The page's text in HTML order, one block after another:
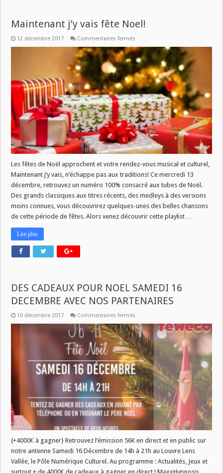
Maintenant j’y vais fête Noel!
12 décembre 2017 Commentaires fermés
j’y
vais
fête
Noel!
Les fêtes de Noël approchent et votre rendez-vous musical et culturel,
Maintenant j’y vais, n’échappe pas aux traditions! Ce mercredi 13
décembre, retrouvez un numéro 100% consacré aux tubes de Noël.
Des grands classiques aux titres récents, des medleys à des versions
moins connues, vous découvrirez quelques-unes des belles chansons
de cette période de fêtes. Alors venez découvrir cette playlist …
Lire plus
DES CADEAUX POUR NOEL SAMEDI 16
DECEMBRE AVEC NOS PARTENAIRES
10 décembre 2017 Commentaires fermés
CADEAUX
POUR
NOEL
SAMEDI
16
DECEMBRE
AVEC
NOS
PARTENAIRES
{+4000€ à gagner} Retrouvez l’émission 56K en direct et en public sur
notre antenne Samedi 16 Décembre de 14h à 21h au Louvre Lens
Vallée, le Pôle Numérique Culturel. Au programme : Actualités, Jeux et